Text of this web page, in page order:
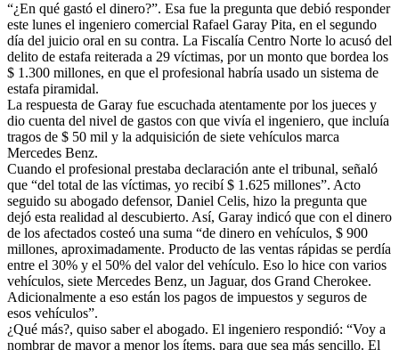
“¿En qué gastó el dinero?”. Esa fue la pregunta que debió responder
este lunes el ingeniero comercial Rafael Garay Pita, en el segundo
día del juicio oral en su contra. La Fiscalía Centro Norte lo acusó del
delito de estafa reiterada a 29 víctimas, por un monto que bordea los
$ 1.300 millones, en que el profesional habría usado un sistema de
estafa piramidal.
La respuesta de Garay fue escuchada atentamente por los jueces y
dio cuenta del nivel de gastos con que vivía el ingeniero, que incluía
tragos de $ 50 mil y la adquisición de siete vehículos marca
Mercedes Benz.
Cuando el profesional prestaba declaración ante el tribunal, señaló
que “del total de las víctimas, yo recibí $ 1.625 millones”. Acto
seguido su abogado defensor, Daniel Celis, hizo la pregunta que
dejó esta realidad al descubierto. Así, Garay indicó que con el dinero
de los afectados costeó una suma “de dinero en vehículos, $ 900
millones, aproximadamente. Producto de las ventas rápidas se perdía
entre el 30% y el 50% del valor del vehículo. Eso lo hice con varios
vehículos, siete Mercedes Benz, un Jaguar, dos Grand Cherokee.
Adicionalmente a eso están los pagos de impuestos y seguros de
esos vehículos”.
¿Qué más?, quiso saber el abogado. El ingeniero respondió: “Voy a
nombrar de mayor a menor los ítems, para que sea más sencillo. El